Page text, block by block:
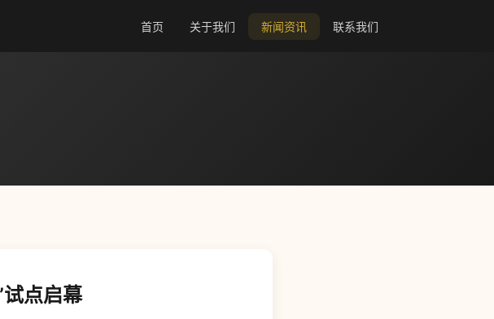
首页 关于我们 新闻资讯 联系我们
试点启幕